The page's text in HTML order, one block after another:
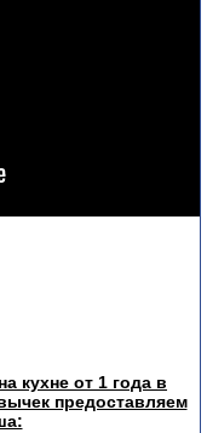
кухне от 1 года в
предоставляем